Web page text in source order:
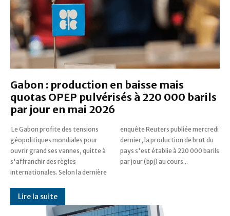
Gabon : production en baisse mais
quotas OPEP pulvérisés à 220 000 barils
par jour en mai 2026
​ Le Gabon profite des tensions
géopolitiques mondiales pour
ouvrir grand ses vannes, quitte à
s'affranchir des règles
internationales. Selon la dernière
enquête Reuters publiée mercredi
dernier, la production de brut du
pays s'est établie à 220 000 barils
par jour (bpj) au cours...
Lire la suite